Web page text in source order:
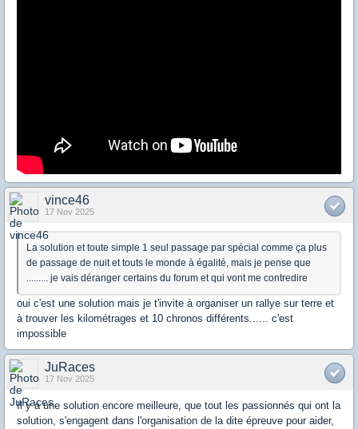
vince46
17 Nov 2025
La solution et toute simple 1 seul passage par spécial comme ça plus
de passage de nuit et touts le monde à égalité, mais je pense que
......... je vais déranger certains du forum et qui vont me contredire
oui c'est une solution mais je t'invite à organiser un rallye sur terre et
à trouver les kilométrages et 10 chronos différents...... c'est
impossible
JuRaces
17 Nov 2025
Il y a une solution encore meilleure, que tout les passionnés qui ont la
solution, s'engagent dans l'organisation de la dite épreuve pour aider,